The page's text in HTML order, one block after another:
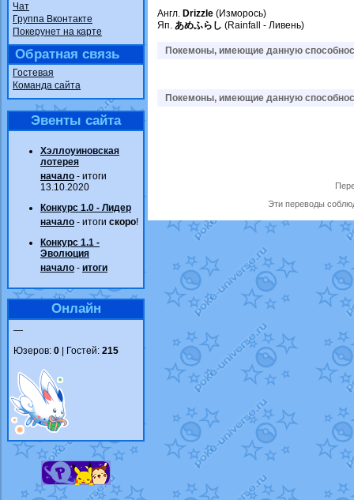
Чат
Группа Вконтакте
Покерунет на карте
Обратная связь
Гостевая
Команда сайта
Эвенты сайта
Хэллоуиновская
лотерея
начало - итоги
13.10.2020
Конкурс 1.0 - Лидер
начало - итоги скоро!
Конкурс 1.1 -
Эволюция
начало - итоги
Онлайн
—
Юзеров: 0 | Гостей: 215
Англ. Drizzle (Изморось)
Яп. あめふらし (Rainfall - Ливень)
Покемоны, имеющие данную
Покемоны, имеющие данную
Эти переводы